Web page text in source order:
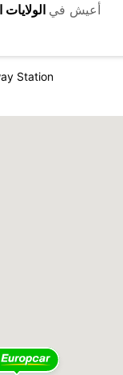
أعيش في
Station